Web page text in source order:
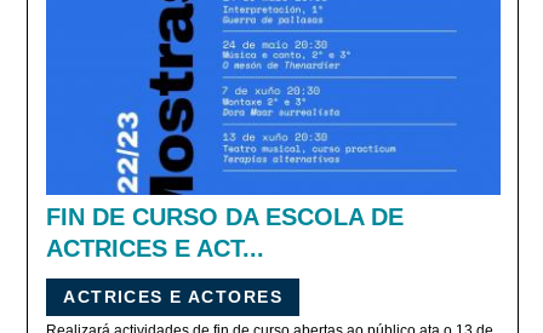
FIN DE CURSO DA ESCOLA DE
ACTRICES E ACT...
ACTRICES E ACTORES